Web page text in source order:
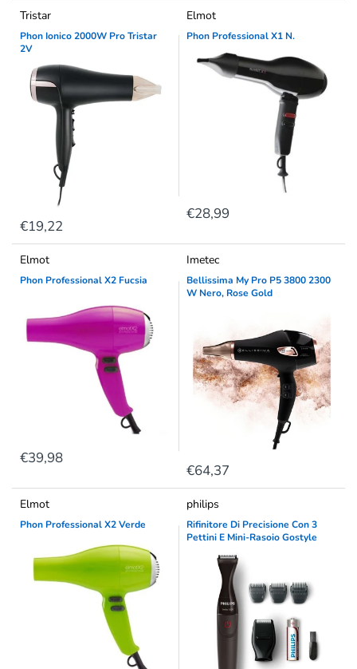
Tristar
Phon Ionico 2000W Pro Tristar
2V
€19,22
Elmot
Phon Professional X1 N.
€28,99
Elmot
Phon Professional X2 Fucsia
€39,98
Imetec
Bellissima My Pro P5 3800 2300
W Nero, Rose Gold
€64,37
Elmot
Phon Professional X2 Verde
philips
Rifinitore Di Precisione Con 3
Pettini E Mini-Rasoio Gostyle